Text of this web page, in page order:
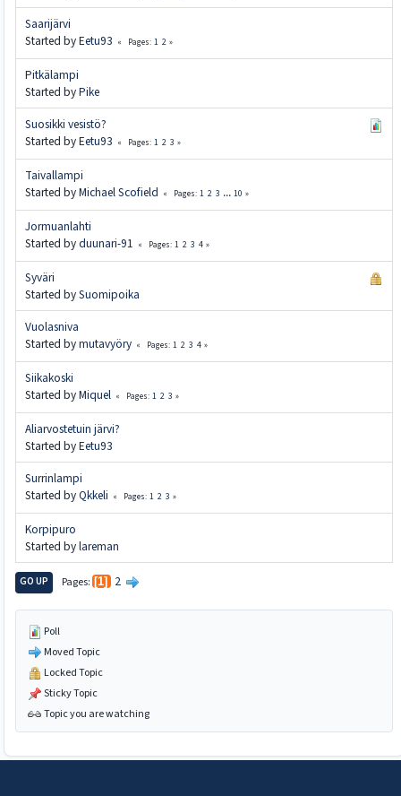
Saarijärvi
Started byEetu93 Pages 1 2
Pitkälampi
Started byPike
Suosikki vesistö?
Started byEetu93 Pages 1 2 3
Taivallampi
Started byMichael Scofield Pages 1 2 3 ... 10
Jormuanlahti
Started byduunari-91 Pages 1 2 3 4
Syväri
Started bySuomipoika
Vuolasniva
Started bymutavyöry Pages 1 2 3 4
Siikakoski
Started byMiquel Pages 1 2 3
Aliarvostetuin järvi?
Started byEetu93
Surrinlampi
Started byQkkeli Pages 1 2 3
Korpipuro
Started bylareman
GO UP Pages 1 2
Poll
Moved Topic
Locked Topic
Sticky Topic
Topic you are watching